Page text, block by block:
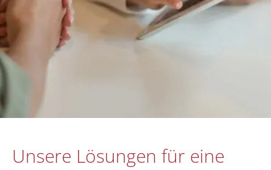
Unsere Lösungen für eine